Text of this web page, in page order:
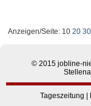
Anzeigen/Seite: 10 20 30
© 2015 jobline-
Tageszeitung |